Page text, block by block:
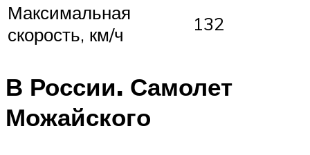
Максимальная
скорость, км/ч
132
В России. Самолет
Можайского